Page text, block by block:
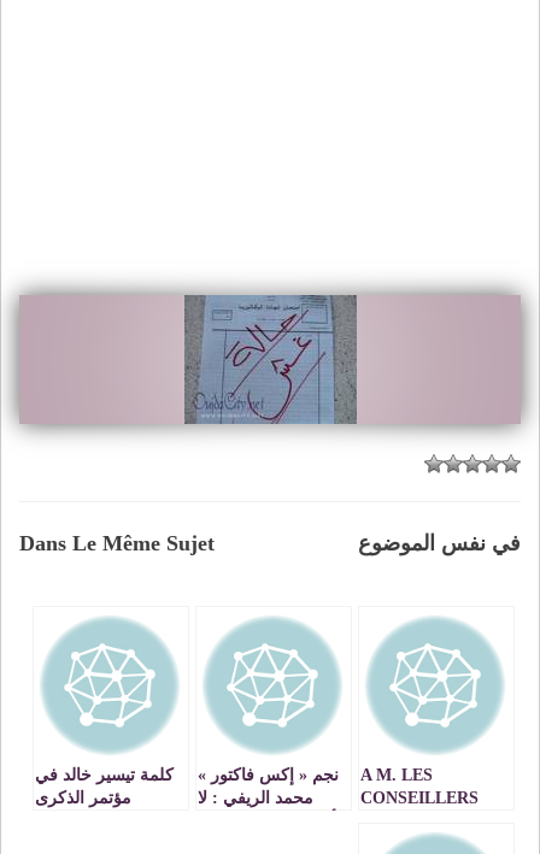
Dans Le Même Sujet في نفس الموضوع
A M. LES
CONSEILLERS
POUR LA
نجم « إكس فاكتور »
محمد الريفي : لا
كلمة تيسير خالد في
مؤتمر الذكرى